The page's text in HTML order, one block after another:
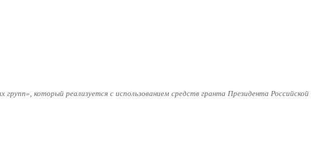
который реализуется с использованием средств гранта Президента Российской